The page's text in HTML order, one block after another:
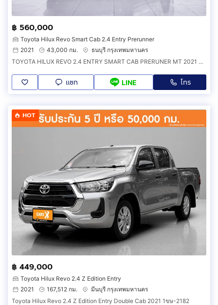
฿ 560,000
Toyota Hilux Revo Smart Cab 2.4 Entry Prerunner
2021
43,000 กม.
ธนบุรี กรุงเทพมหานคร
TOYOTA HILUX REVO 2.4 ENTRY SMART CAB PRERUNER MT 2021 ออกรถ 0 บาท จัดได้ 580,000 บ. รหัสรถ 1F075
แชท LINE โทร
HOT
฿ 449,000
Toyota Hilux Revo 2.4 Z Edition Entry
2021
167,512 กม.
มีนบุรี กรุงเทพมหานคร
Toyota Hilux Revo 2.4 Z Edition Entry Double Cab 2021 1ขษ-2182